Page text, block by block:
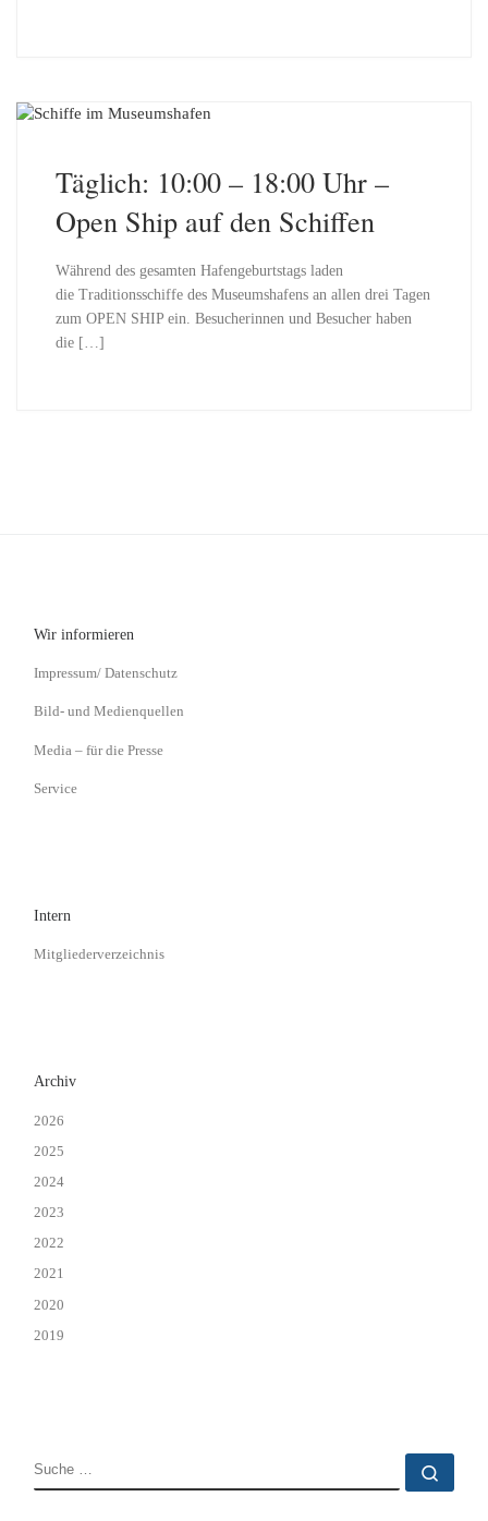
Täglich: 10:00 – 18:00 Uhr –
Open Ship auf den Schiffen
Während des gesamten Hafengeburtstags laden
die Traditionsschiffe des Museumshafens an allen drei Tagen
zum OPEN SHIP ein. Besucherinnen und Besucher haben
die […]
Wir informieren
Impressum/ Datenschutz
Bild- und Medienquellen
Media – für die Presse
Service
Intern
Mitgliederverzeichnis
Archiv
2026
2025
2024
2023
2022
2021
2020
2019
SUCHE